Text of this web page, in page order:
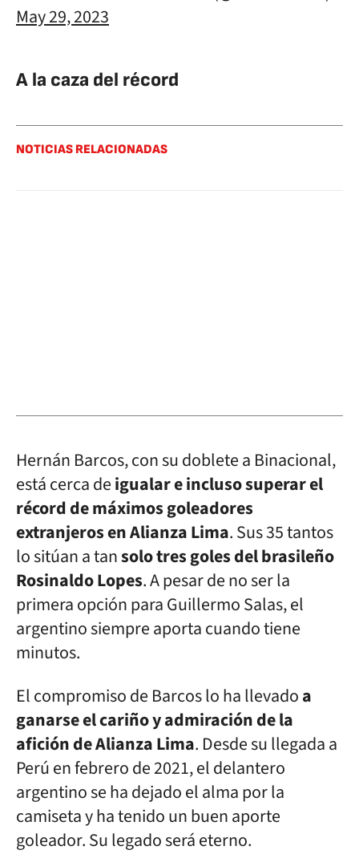
May 29, 2023
A la caza del récord
NOTICIAS RELACIONADAS
Hernán Barcos, con su doblete a Binacional,
está cerca deigualar e incluso superar el
récord de máximos goleadores
extranjeros en Alianza Lima. Sus 35 tantos
lo sitúan a tansolo tres goles del brasileño
Rosinaldo Lopes. A pesar de no ser la
primera opción para Guillermo Salas, el
argentino siempre aporta cuando tiene
minutos.
El compromiso de Barcos lo ha llevadoa
ganarse el cariño y admiración de la
afición de Alianza Lima. Desde su llegada a
Perú en febrero de 2021, el delantero
argentino se ha dejado el alma por la
camiseta y ha tenido un buen aporte
goleador. Su legado será eterno.